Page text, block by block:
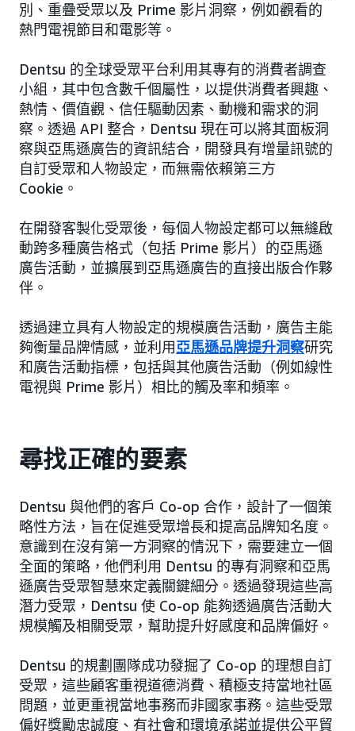
別、重疊受眾以及 Prime 影片洞察，例如觀看的
熱門電視節目和電影等。
Dentsu 的全球受眾平台利用其專有的消費者調查
小組，其中包含數千個屬性，以提供消費者興趣、
熱情、價值觀、信任驅動因素、動機和需求的洞
察。透過 API 整合，Dentsu 現在可以將其面板洞
察與亞馬遜廣告的資訊結合，開發具有增量訊號的
自訂受眾和人物設定，而無需依賴第三方
Cookie。
在開發客製化受眾後，每個人物設定都可以無縫啟
動跨多種廣告格式（包括 Prime 影片）的亞馬遜
廣告活動，並擴展到亞馬遜廣告的直接出版合作夥
伴。
透過建立具有人物設定的規模廣告活動，廣告主能
夠衡量品牌情感，並利用亞馬遜品牌提升洞察研究
和廣告活動指標，包括與其他廣告活動（例如線性
電視與 Prime 影片）相比的觸及率和頻率。
尋找正確的要素
Dentsu 與他們的客戶 Co-op 合作，設計了一個策
略性方法，旨在促進受眾增長和提高品牌知名度。
意識到在沒有第一方洞察的情況下，需要建立一個
全面的策略，他們利用 Dentsu 的專有洞察和亞馬
遜廣告受眾智慧來定義關鍵細分。透過發現這些高
潛力受眾，Dentsu 使 Co-op 能夠透過廣告活動大
規模觸及相關受眾，幫助提升好感度和品牌偏好。
Dentsu 的規劃團隊成功發掘了 Co-op 的理想自訂
受眾，這些顧客重視道德消費、積極支持當地社區
問題，並更重視當地事務而非國家事務。這些受眾
偏好獎勵忠誠度、有社會和環境承諾並提供公平貿